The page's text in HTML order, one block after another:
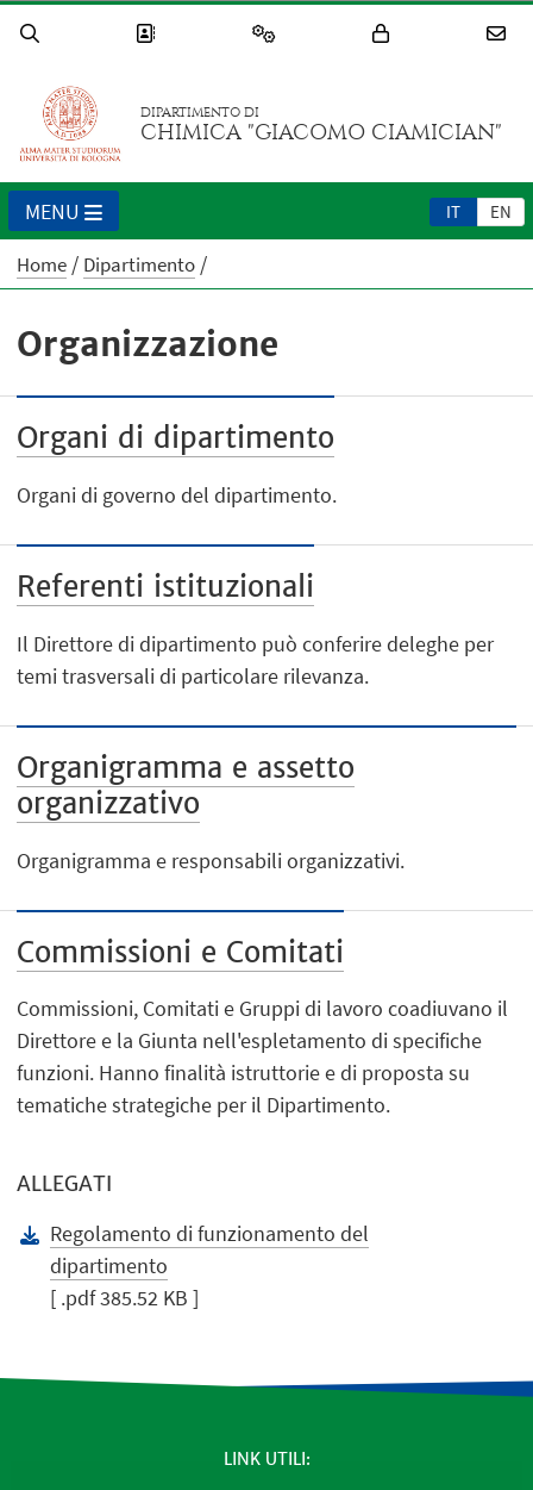
DIPARTIMENTO DI
CHIMICA "GIACOMO CIAMICIAN"
IT EN
MENU
Home Dipartimento
Organizzazione
Organi di dipartimento
Organi di governo del dipartimento.
Referenti istituzionali
Il Direttore di dipartimento può conferire deleghe per
temi trasversali di particolare rilevanza.
Organigramma e assetto
organizzativo
Organigramma e responsabili organizzativi.
Commissioni e Comitati
Commissioni, Comitati e Gruppi di lavoro coadiuvano il
Direttore e la Giunta nell'espletamento di specifiche
funzioni. Hanno finalità istruttorie e di proposta su
tematiche strategiche per il Dipartimento.
ALLEGATI
Regolamento di funzionamento del
dipartimento
[ .pdf 385.52 KB ]
LINK UTILI